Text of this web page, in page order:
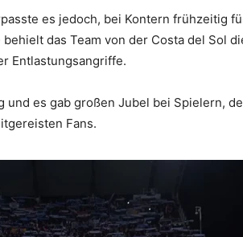
es jedoch, bei Kontern frühzeitig
das Team von der Costa del Sol
Entlastungsangriffe.
es gab großen Jubel bei Spielern,
Fans.